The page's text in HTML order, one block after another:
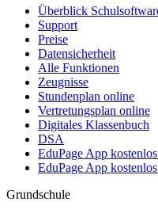
Überblick
Support
Preise
Datensicherheit
Alle Funktionen
Zeugnisse
Stundenplan online
Vertretungsplan online
Digitales Klassenbuch
DSA
EduPage App
EduPage App
Grundschule